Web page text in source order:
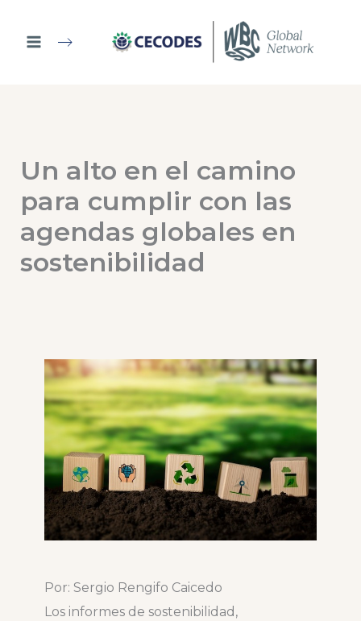
contenido
Un alto en el camino
para cumplir con las
agendas globales en
sostenibilidad
Por: Sergio Rengifo Caicedo
Los informes de sostenibilidad,